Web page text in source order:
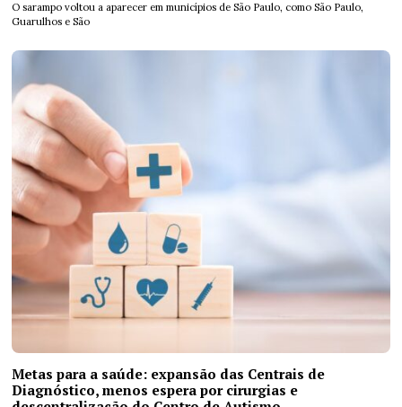
O sarampo voltou a aparecer em municípios de São Paulo, como São Paulo,
Guarulhos e São
Metas para a saúde: expansão das Centrais de
Diagnóstico, menos espera por cirurgias e